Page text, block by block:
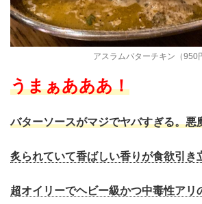
アスラムバターチキン（950
うまぁあああ！
バターソースがマジでヤバすぎる。悪
炙られていて香ばしい香りが食欲引き
超オイリーでヘビー級かつ中毒性アリ